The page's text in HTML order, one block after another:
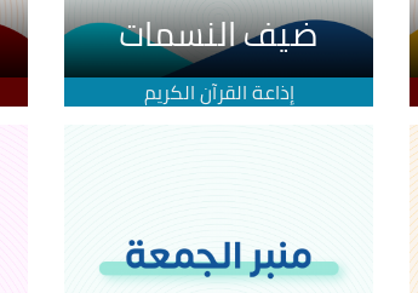
ضيف النسمات
إذاعة القرآن الكريم